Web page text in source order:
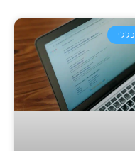
כללי